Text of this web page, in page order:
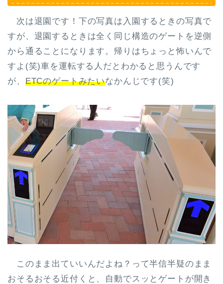
次は退園です！下の写真は入園するときの写真で
すが、退園するときは全く同じ構造のゲートを逆側
から通ることになります。帰りはちょっと怖いんで
すよ(笑)車を運転する人だとわかると思うんです
が、 ETCのゲートみたいなかんじです(笑)
このまま出ていいんだよね？って半信半疑のまま
おそるおそる近付くと、自動でスッとゲートが開き